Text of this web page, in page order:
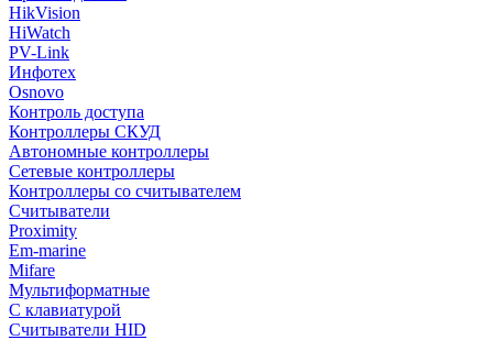
HikVision
HiWatch
PV-Link
Инфотех
Osnovo
Контроль доступа
Контроллеры СКУД
Автономные контроллеры
Сетевые контроллеры
Контроллеры со считывателем
Считыватели
Proximity
Em-marine
Mifare
Мультиформатные
С клавиатурой
Считыватели HID